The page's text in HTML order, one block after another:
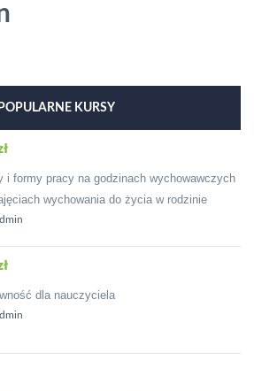
POPULARNE KURSY
i formy pracy na godzinach wychowawczych
wychowania do życia w rodzinie
dla nauczyciela